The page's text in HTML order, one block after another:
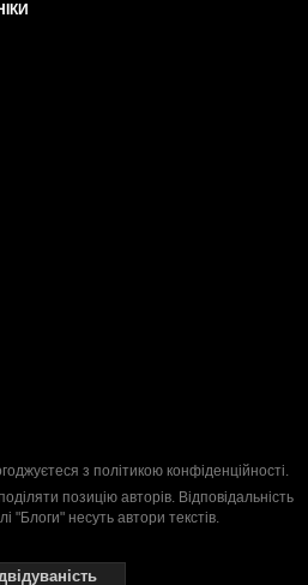
з політикою конфіденційності.
позицію авторів. Відповідальність
"Блоги" несуть автори текстів.